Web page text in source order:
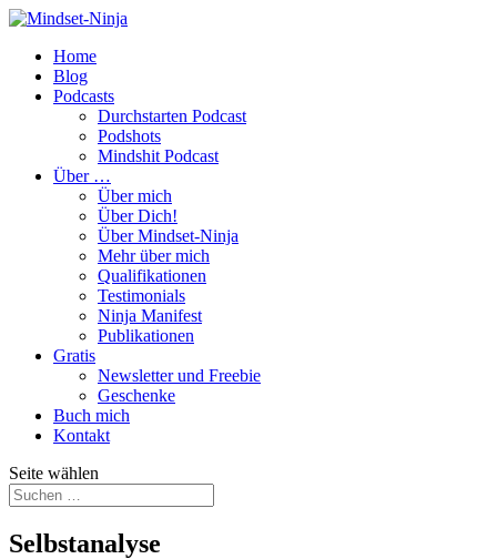
Home
Blog
Podcasts
Durchstarten Podcast
Podshots
Mindshit Podcast
Über …
Über mich
Über Dich!
Über Mindset-Ninja
Mehr über mich
Qualifikationen
Testimonials
Ninja Manifest
Publikationen
Gratis
Newsletter und Freebie
Geschenke
Buch mich
Kontakt
Seite wählen
Selbstanalyse